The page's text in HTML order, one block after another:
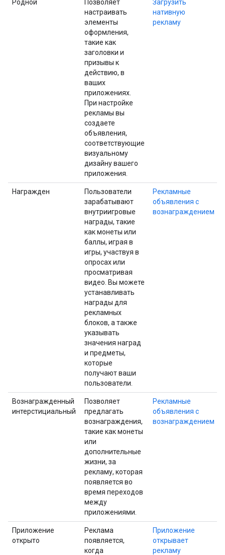
Родной
Позволяет
настраивать
элементы
оформления,
такие как
заголовки и
призывы к
действию, в
ваших
приложениях.
При настройке
рекламы вы
создаете
объявления,
соответствующие
визуальному
дизайну вашего
приложения.
Загрузить
нативную
рекламу
Награжден
Пользователи
зарабатывают
внутриигровые
награды, такие
как монеты или
баллы, играя в
игры, участвуя в
опросах или
просматривая
видео. Вы можете
устанавливать
награды для
рекламных
блоков, а также
указывать
значения наград
и предметы,
которые
получают ваши
пользователи.
Рекламные
объявления с
вознаграждением
Вознагражденный
интерстициальный
Позволяет
предлагать
вознаграждения,
такие как монеты
или
дополнительные
жизни, за
рекламу, которая
появляется во
время переходов
между
приложениями.
Рекламные
объявления с
вознаграждением
Приложение
открыто
Реклама
появляется,
когда
Приложение
открывает
рекламу